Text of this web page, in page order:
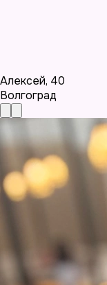
Алексей, 40
Волгоград